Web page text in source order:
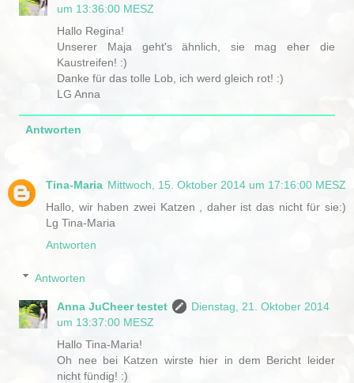
um 13:36:00 MESZ
Hallo Regina!
Unserer Maja geht's ähnlich, sie mag eher die
Kaustreifen! :)
Danke für das tolle Lob, ich werd gleich rot! :)
LG Anna
Antworten
Tina-Maria Mittwoch, 15. Oktober 2014 um 17:16:00 MESZ
Hallo, wir haben zwei Katzen , daher ist das nicht für sie:)
Lg Tina-Maria
Antworten
Antworten
Anna JuCheer testet
Dienstag, 21. Oktober 2014
um 13:37:00 MESZ
Hallo Tina-Maria!
Oh nee bei Katzen wirste hier in dem Bericht leider
nicht fündig! :)